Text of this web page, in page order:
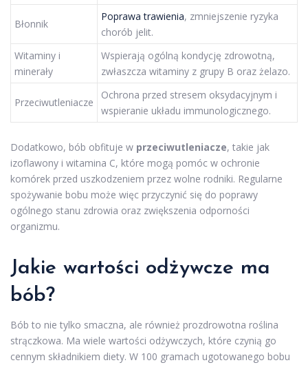
Błonnik
Poprawa trawienia, zmniejszenie ryzyka
chorób jelit.
Witaminy i
minerały
Wspierają ogólną kondycję zdrowotną,
zwłaszcza witaminy z grupy B oraz żelazo.
Przeciwutleniacze
Ochrona przed stresem oksydacyjnym i
wspieranie układu immunologicznego.
Dodatkowo, bób obfituje w przeciwutleniacze, takie jak
izoflawony i witamina C, które mogą pomóc w ochronie
komórek przed uszkodzeniem przez wolne rodniki. Regularne
spożywanie bobu może więc przyczynić się do poprawy
ogólnego stanu zdrowia oraz zwiększenia odporności
organizmu.
Jakie wartości odżywcze ma
bób?
Bób to nie tylko smaczna, ale również prozdrowotna roślina
strączkowa. Ma wiele wartości odżywczych, które czynią go
cennym składnikiem diety. W 100 gramach ugotowanego bobu